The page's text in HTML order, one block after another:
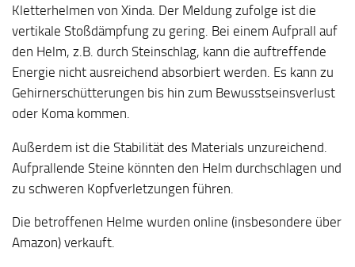
Kletterhelmen von Xinda. Der Meldung zufolge ist die
vertikale Stoßdämpfung zu gering. Bei einem Aufprall auf
den Helm, z.B. durch Steinschlag, kann die auftreffende
Energie nicht ausreichend absorbiert werden. Es kann zu
Gehirnerschütterungen bis hin zum Bewusstseinsverlust
oder Koma kommen.
Außerdem ist die Stabilität des Materials unzureichend.
Aufprallende Steine könnten den Helm durchschlagen und
zu schweren Kopfverletzungen führen.
Die betroffenen Helme wurden online (insbesondere über
Amazon) verkauft.